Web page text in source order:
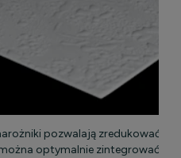
pozwalają zredukować
optymalnie zintegrować